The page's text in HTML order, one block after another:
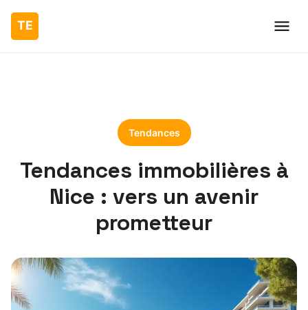
Tendances
Tendances immobilières à
Nice : vers un avenir
prometteur